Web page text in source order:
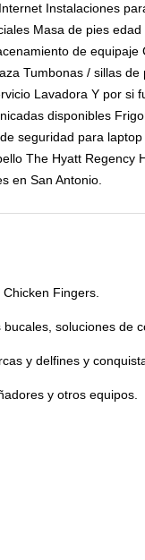
Instalaciones
Masa de pies
de
Tumbonas / sillas
Lavadora Y por si
disponibles
seguridad para
The Hyatt Regency
en San Antonio.
Fingers.
soluciones de
y delfines y
y otros equipos.